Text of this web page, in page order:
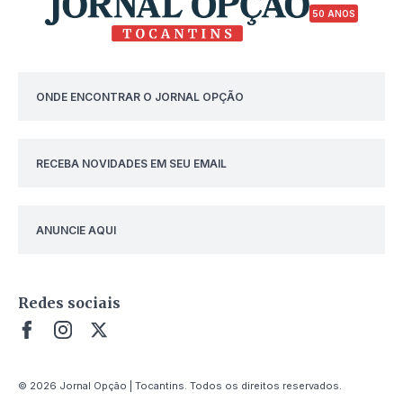
50 ANOS
ONDE ENCONTRAR O JORNAL OPÇÃO
RECEBA NOVIDADES EM SEU EMAIL
ANUNCIE AQUI
Redes sociais
© 2026 Jornal Opção | Tocantins. Todos os direitos reservados.